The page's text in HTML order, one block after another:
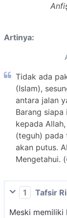
Artinya:
Tidak ada
(Islam),
antara jalan
Barang
kepada
(teguh) pada
akan putus.
Mengetahui. (
1
Tafsir
Meski memiliki